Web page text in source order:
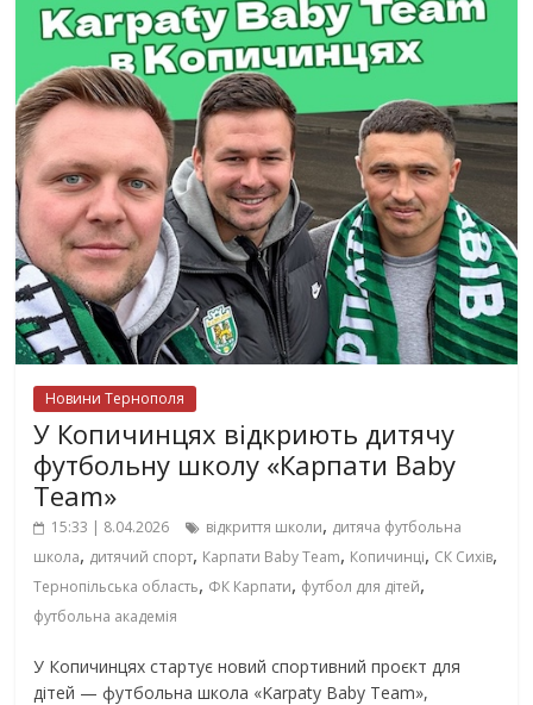
Новини Тернополя
У Копичинцях відкриють дитячу
футбольну школу «Карпати Baby
Team»
15:33 | 8.04.2026 відкриття школи, дитяча футбольна
школа, дитячий спорт, Карпати Baby Team, Копичинці, СК Сихів,
Тернопільська область, ФК Карпати, футбол для дітей,
футбольна академія
У Копичинцях стартує новий спортивний проєкт для
дітей — футбольна школа «Karpaty Baby Team»,